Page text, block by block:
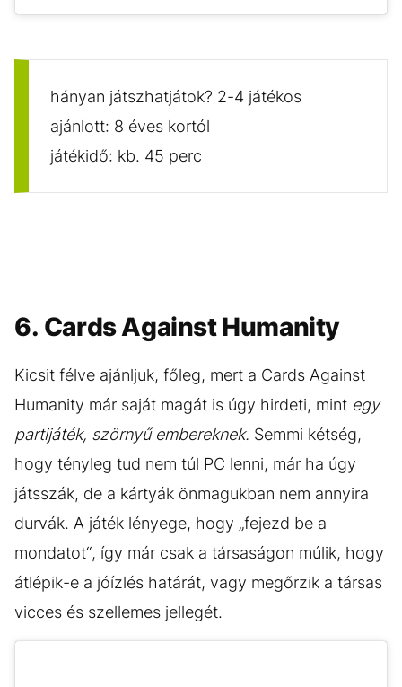
hányan játszhatjátok? 2-4 játékos
ajánlott: 8 éves kortól
játékidő: kb. 45 perc
6. Cards Against Humanity
Kicsit félve ajánljuk, főleg, mert a Cards Against
Humanity már saját magát is úgy hirdeti, mint egy
partijáték, szörnyű embereknek. Semmi kétség,
hogy tényleg tud nem túl PC lenni, már ha úgy
játsszák, de a kártyák önmagukban nem annyira
durvák. A játék lényege, hogy „fejezd be a
mondatot“, így már csak a társaságon múlik, hogy
átlépik-e a jóízlés határát, vagy megőrzik a társas
vicces és szellemes jellegét.